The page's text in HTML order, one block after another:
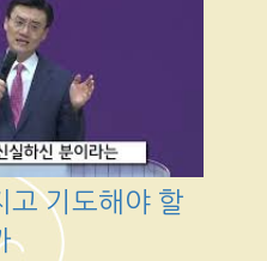
고 기도해야 할